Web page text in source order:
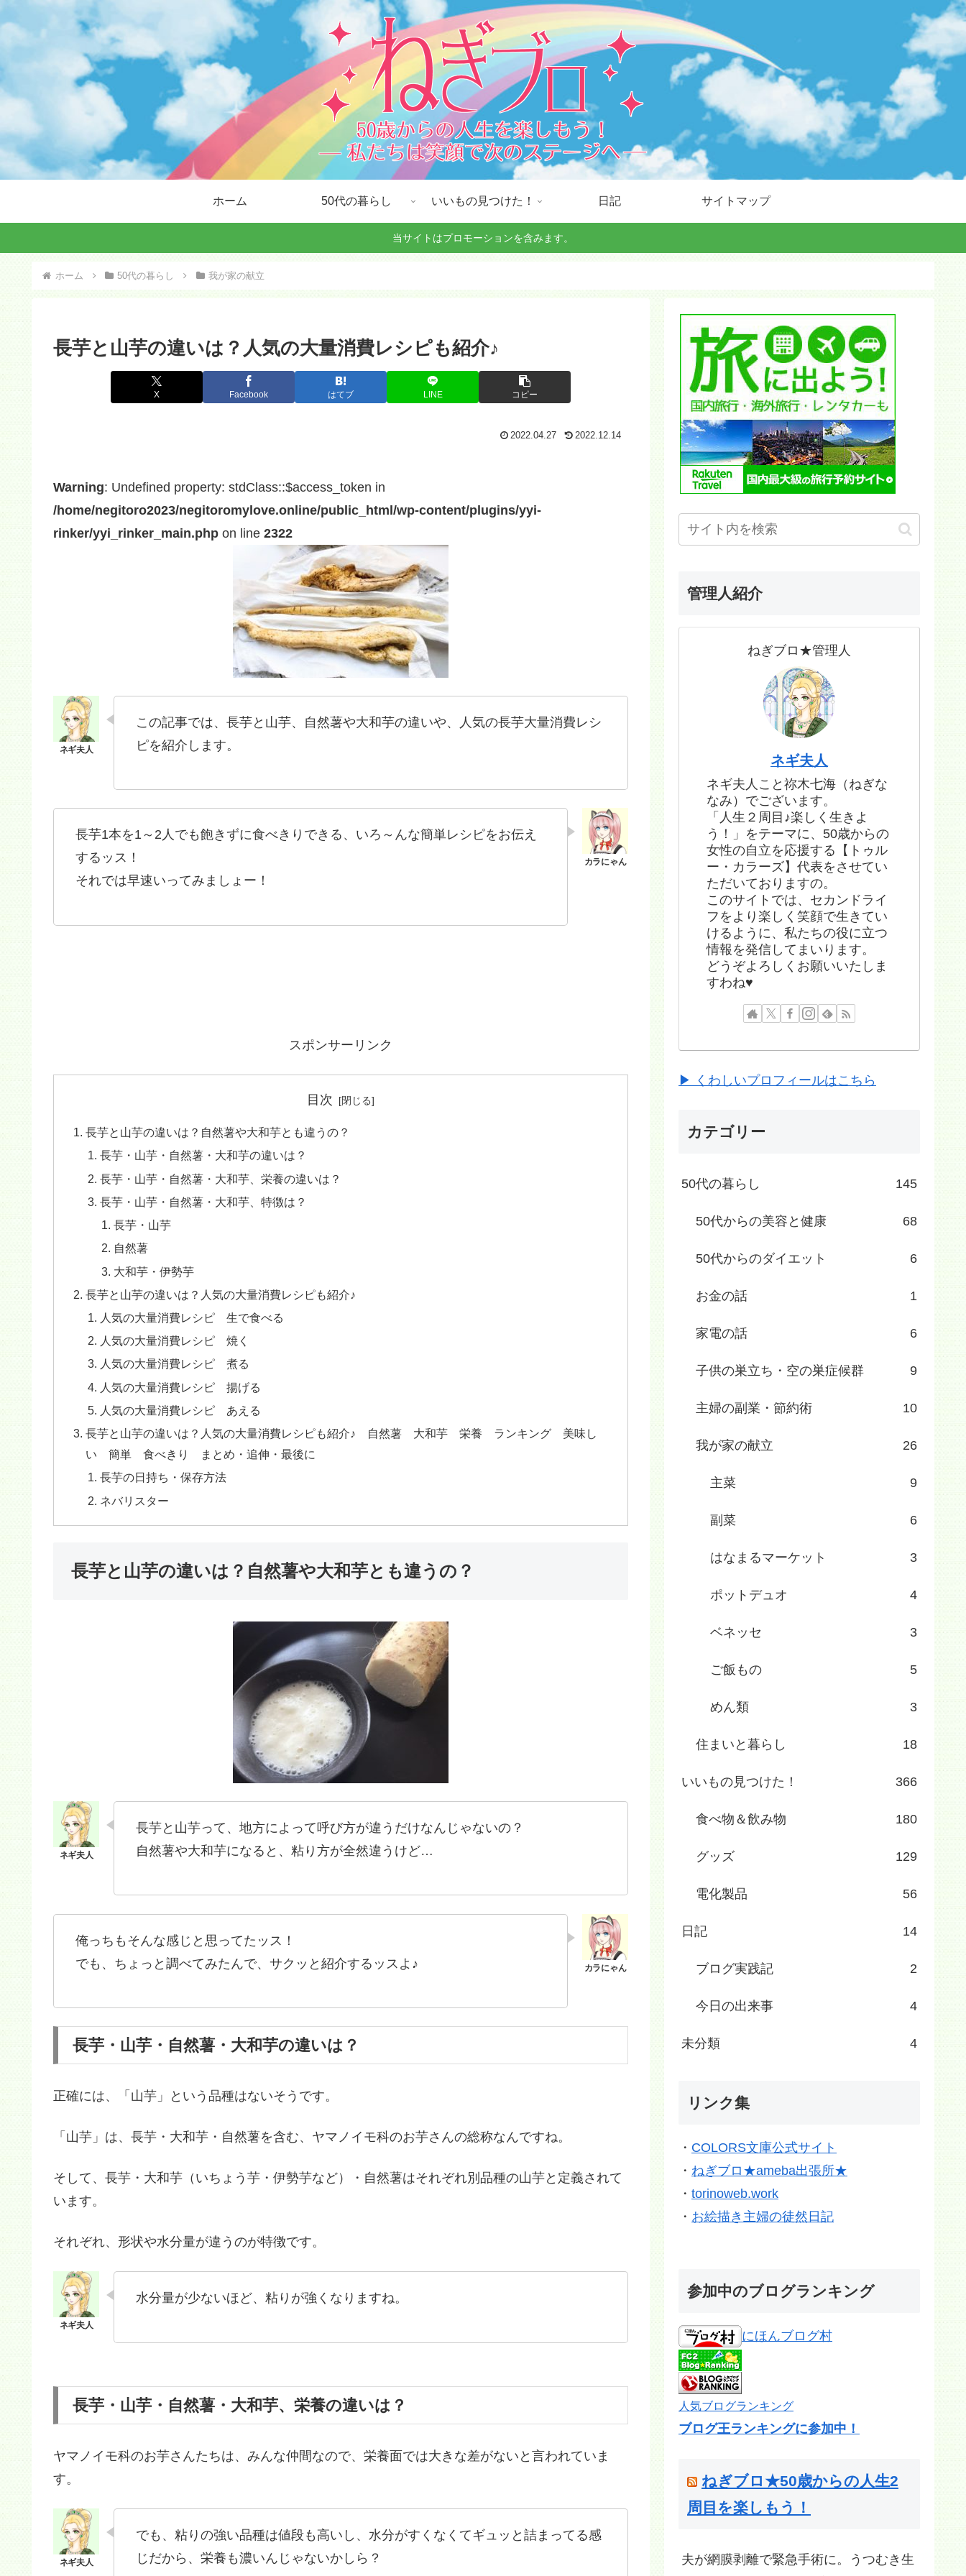
ホーム 50代の暮らし いいもの見つけた！ 日記 サイトマップ
当サイトはプロモーションを含みます。
ホーム 50代の暮らし 我が家の献立
長芋と山芋の違いは？人気の大量消費レシピも紹介♪
X Facebook はてブ LINE コピー
2022.04.27 2022.12.14
Warning: Undefined property: stdClass::$access_token in
/home/negitoro2023/negitoromylove.online/public_html/wp-content/plugins/yyi-
rinker/yyi_rinker_main.php on line 2322
この記事では、長芋と山芋、自然薯や大和芋の違いや、人気の長芋大量消費レシ
ピを紹介します。
長芋1本を1～2人でも飽きずに食べきりできる、いろ～んな簡単レシピをお伝え
するッス！
それでは早速いってみましょー！
スポンサーリンク
目次
長芋と山芋の違いは？自然薯や大和芋とも違うの？
長芋・山芋・自然薯・大和芋の違いは？
長芋・山芋・自然薯・大和芋、栄養の違いは？
長芋・山芋・自然薯・大和芋、特徴は？
長芋・山芋
自然薯
大和芋・伊勢芋
長芋と山芋の違いは？人気の大量消費レシピも紹介♪
人気の大量消費レシピ 生で食べる
人気の大量消費レシピ 焼く
人気の大量消費レシピ 煮る
人気の大量消費レシピ 揚げる
人気の大量消費レシピ あえる
長芋と山芋の違いは？人気の大量消費レシピも紹介♪ 自然薯 大和芋 栄養 ランキング 美味し
い 簡単 食べきり まとめ・追伸・最後に
長芋の日持ち・保存方法
ネバリスター
長芋と山芋の違いは？自然薯や大和芋とも違うの？
長芋と山芋って、地方によって呼び方が違うだけなんじゃないの？
自然薯や大和芋になると、粘り方が全然違うけど…
俺っちもそんな感じと思ってたッス！
でも、ちょっと調べてみたんで、サクッと紹介するッスよ♪
長芋・山芋・自然薯・大和芋の違いは？
正確には、「山芋」という品種はないそうです。
「山芋」は、長芋・大和芋・自然薯を含む、ヤマノイモ科のお芋さんの総称なんですね。
そして、長芋・大和芋（いちょう芋・伊勢芋など）・自然薯はそれぞれ別品種の山芋と定義されて
います。
それぞれ、形状や水分量が違うのが特徴です。
水分量が少ないほど、粘りが強くなりますね。
長芋・山芋・自然薯・大和芋、栄養の違いは？
ヤマノイモ科のお芋さんたちは、みんな仲間なので、栄養面では大きな差がないと言われていま
す。
でも、粘りの強い品種は値段も高いし、水分がすくなくてギュッと詰まってる感
じだから、栄養も濃いんじゃないかしら？
管理人紹介
ねぎブロ★管理人
ネギ夫人
ネギ夫人こと祢木七海（ねぎな
なみ）でございます。
「人生２周目♪楽しく生きよ
う！」をテーマに、50歳からの
女性の自立を応援する【トゥル
ー・カラーズ】代表をさせてい
ただいておりますの。
このサイトでは、セカンドライ
フをより楽しく笑顔で生きてい
けるように、私たちの役に立つ
情報を発信してまいります。
どうぞよろしくお願いいたしま
すわね♥
▶ くわしいプロフィールはこちら
カテゴリー
50代の暮らし 145
50代からの美容と健康 68
50代からのダイエット 6
お金の話 1
家電の話 6
子供の巣立ち・空の巣症候群 9
主婦の副業・節約術 10
我が家の献立 26
主菜 9
副菜 6
はなまるマーケット 3
ポットデュオ 4
ベネッセ 3
ご飯もの 5
めん類 3
住まいと暮らし 18
いいもの見つけた！ 366
食べ物＆飲み物 180
グッズ 129
電化製品 56
日記 14
ブログ実践記 2
今日の出来事 4
未分類 4
リンク集
・ COLORS文庫公式サイト
・ ねぎブロ★ameba出張所★
・ torinoweb.work
・ お絵描き主婦の徒然日記
参加中のブログランキング
にほんブログ村
人気ブログランキング
ブログ王ランキングに参加中！
ねぎブロ★50歳からの人生2
周目を楽しもう！
夫が網膜剥離で緊急手術に。うつむき生